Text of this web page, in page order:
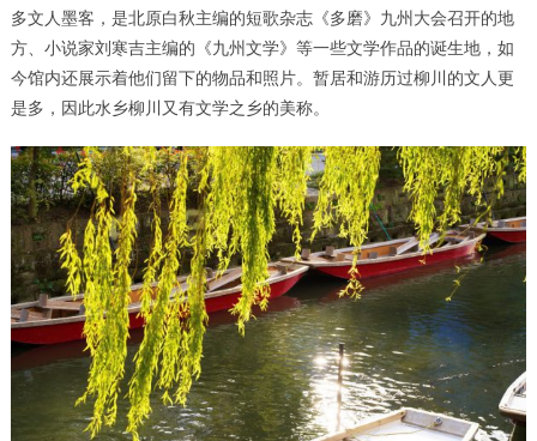
多文人墨客，是北原白秋主编的短歌杂志《多磨》九州大会召开的地
方、小说家刘寒吉主编的《九州文学》等一些文学作品的诞生地，如
今馆内还展示着他们留下的物品和照片。暂居和游历过柳川的文人更
是多，因此水乡柳川又有文学之乡的美称。